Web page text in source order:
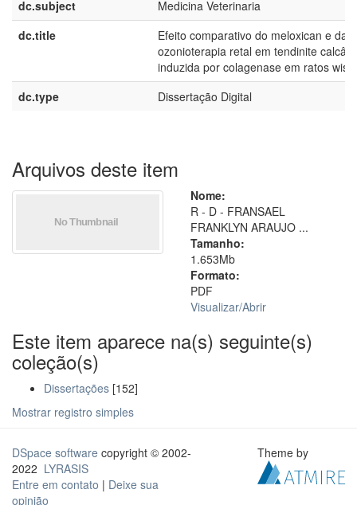
dc.subject
Medicina Veterinaria
dc.title
Efeito comparativo do meloxican e da
ozonioterapia retal em tendinite
induzida por colagenase em ratos
dc.type
Dissertação Digital
Arquivos deste item
Nome:
R - D - FRANSAEL
FRANKLYN ARAUJO ...
Tamanho:
1.653Mb
Formato:
PDF
Visualizar/Abrir
Este item aparece na(s) seguinte(s)
coleção(s)
Dissertações [152]
Mostrar registro simples
DSpace software copyright © 2002-
2022 LYRASIS
Entre em contato | Deixe sua
opinião
Theme by